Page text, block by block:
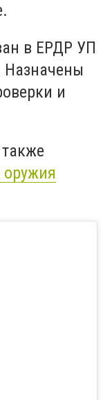
в ЕРДР УП
Назначены
и